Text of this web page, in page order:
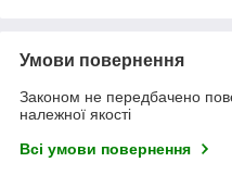
Умови повернення
Законом не передбачено
належної якості
Всі умови повернення